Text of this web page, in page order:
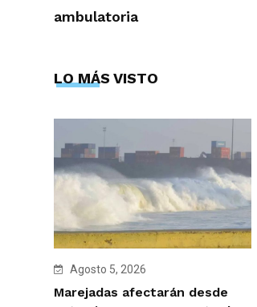
ambulatoria
LO MÁS VISTO
Agosto 5, 2026
Marejadas afectarán desde